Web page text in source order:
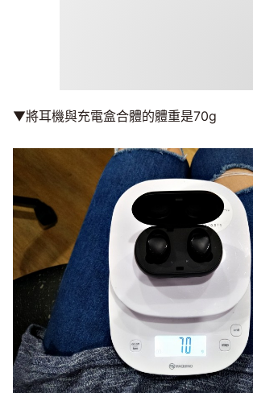
▼將耳機與充電盒合體的體重是70g